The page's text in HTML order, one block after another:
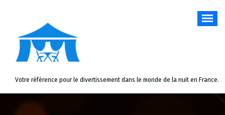
Votre référence pour le divertissement dans le monde de la nuit en France.